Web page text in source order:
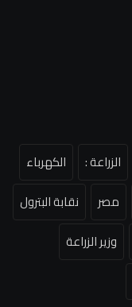
الزراعة :
الكهرباء
مصر
نقابة البترول
وزير الزراعة